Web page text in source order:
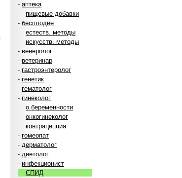
- аптека
пищевые добавки
- бесплодие
естеств. методы
искусств. методы
- венеролог
- ветеринар
- гастроэнтеролог
- генетик
- гематолог
- гинеколог
о беременности
онкогинеколог
контрацепция
- гомеопат
- дерматолог
- диетолог
- инфекционист
СПИД